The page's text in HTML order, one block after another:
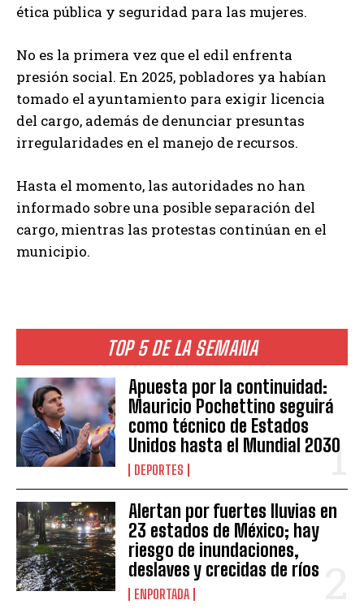
TOP 5 DE LA SEMANA
Apuesta por la continuidad:
Mauricio Pochettino seguirá
como técnico de Estados
Unidos hasta el Mundial 2030
DEPORTES
Alertan por fuertes lluvias en
23 estados de México; hay
riesgo de inundaciones,
deslaves y crecidas de ríos
ENPORTADA
ética pública y seguridad para las mujeres.
No es la primera vez que el edil enfrenta
presión social. En 2025, pobladores ya habían
tomado el ayuntamiento para exigir licencia
del cargo, además de denunciar presuntas
irregularidades en el manejo de recursos.
Hasta el momento, las autoridades no han
informado sobre una posible separación del
cargo, mientras las protestas continúan en el
municipio.